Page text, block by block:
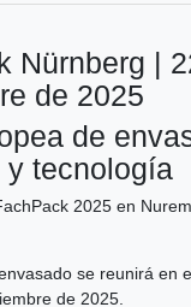
Nürnberg |
de 2025
de
y tecnología
2025 en
se reunirá en
de 2025.